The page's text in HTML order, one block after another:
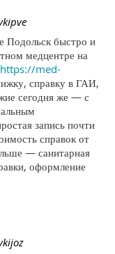
Подольск быстро и
медцентре на
https://med-
справку в ГАИ,
сегодня же — с
запись почти
справок от
— санитарная
оформление